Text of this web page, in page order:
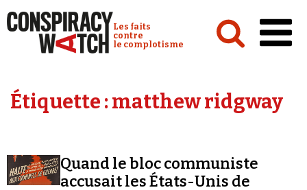
Conspiracy Watch :
Les faits
contre
le complotisme
Analyses
Vidéos
Étiquette :matthew ridgway
Quand le bloc communiste
accusait les États-Unis de